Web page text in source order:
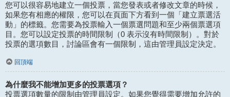
您可以很容易地建立一個投票，當您發表或者修改文章的時候，
如果您有相應的權限，您可以在頁面下方看到一個「建立票選活
動」的標籤。您需要為投票輸入一個票選問題和至少兩個票選項
目。您可以設定投票的時間限制（0 表示沒有時間限制）。對於
投票的選項數目，討論區會有一個限制，這由管理員設定決定。
回頂端
為什麼我不能增加更多的投票選項？
投票選項數量的限制由管理員設定。如果您覺得需要增加允許的